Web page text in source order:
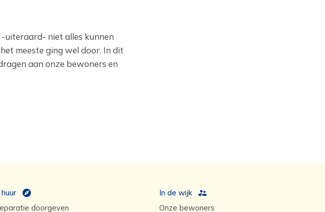
uiteraard- niet alles kunnen
meeste ging wel door. In dit
aan onze bewoners en
huur
doorgeven
In de wijk
Onze bewoners